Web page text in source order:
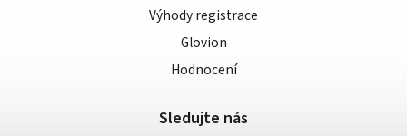
Výhody registrace
Glovion
Hodnocení
Sledujte nás